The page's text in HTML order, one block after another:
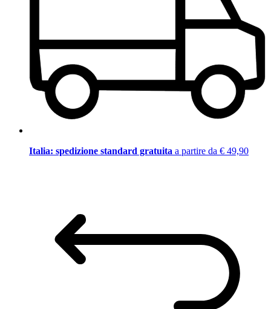
Italia: spedizione standard gratuita a partire da € 49,90